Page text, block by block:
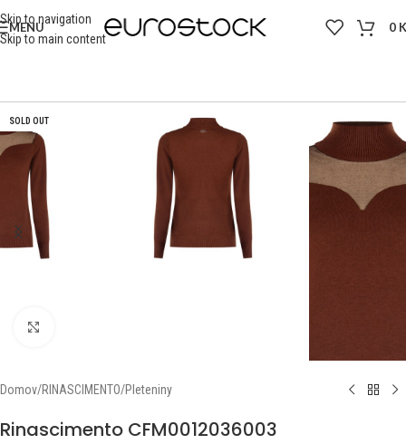
Skip to navigation
Skip to main content
MENU 0
SOLD OUT
Domov/RINASCIMENTO/Pleteniny
Rinascimento CFM0012036003